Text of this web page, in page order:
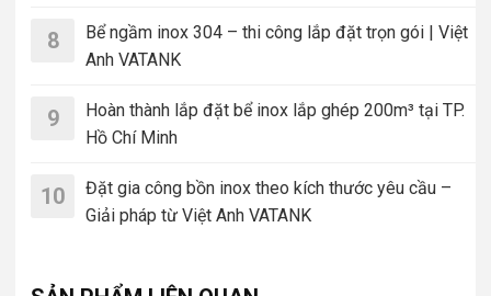
8
Bể ngầm inox 304 – thi công lắp đặt trọn gói | Việt
Anh VATANK
9
Hoàn thành lắp đặt bể inox lắp ghép 200m³ tại TP.
Hồ Chí Minh
10
Đặt gia công bồn inox theo kích thước yêu cầu –
Giải pháp từ Việt Anh VATANK